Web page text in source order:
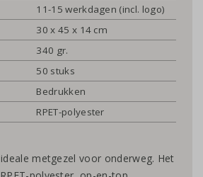
11-15 werkdagen (incl. logo)
30 x 45 x 14 cm
340 gr.
50 stuks
Bedrukken
RPET-polyester
metgezel voor onderweg. Het